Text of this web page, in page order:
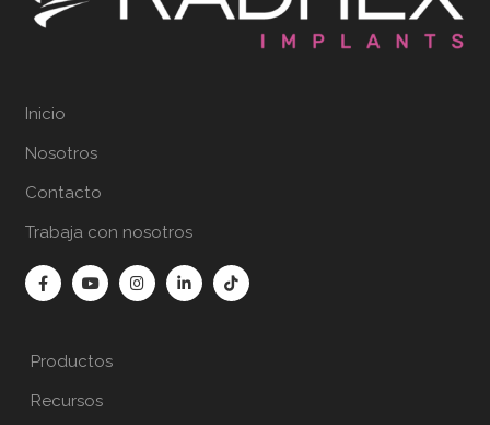
Inicio
Nosotros
Contacto
Trabaja con nosotros
Productos
Recursos